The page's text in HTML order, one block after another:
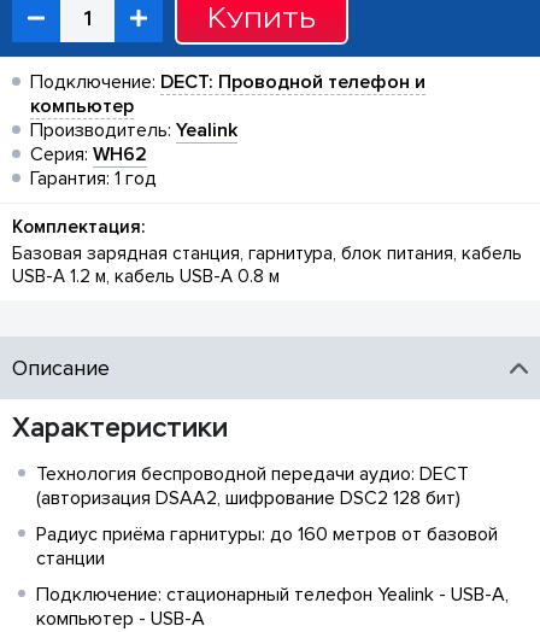
Купить
Подключение: DECT: Проводной телефон и
компьютер
Производитель: Yealink
Серия: WH62
Гарантия: 1 год
Комплектация:
Базовая зарядная станция, гарнитура, блок питания, кабель
USB-A 1.2 м, кабель USB-A 0.8 м
Описание
Характеристики
Технология беспроводной передачи аудио: DECT
(авторизация DSAA2, шифрование DSC2 128 бит)
Радиус приёма гарнитуры: до 160 метров от базовой
станции
Подключение: стационарный телефон Yealink - USB-A,
компьютер - USB-A